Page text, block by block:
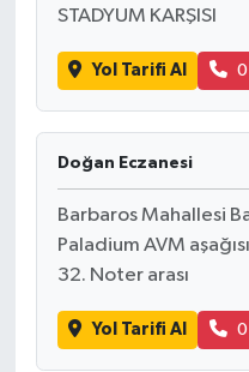
STADYUM KARŞISI
Yol Tarifi Al
Doğan Eczanesi
Barbaros Mahallesi
Paladium AVM
32. Noter arası
Yol Tarifi Al
Genel
Bilim, Teknoloji